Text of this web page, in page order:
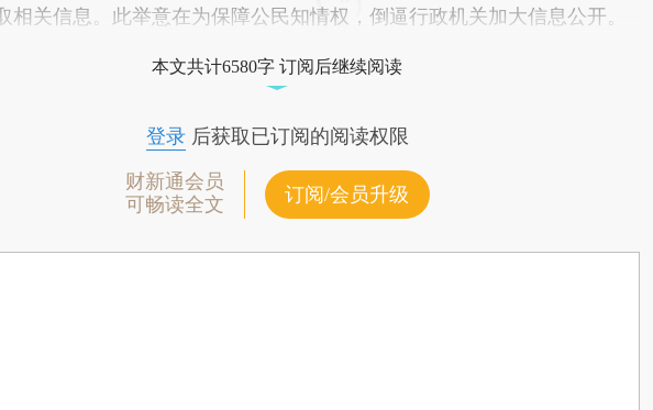
相关信息。此举意在为保障公民知情权，倒逼行政机关加大信息公开。
本文共计6580字 订阅后继续阅读
登录后获取已订阅的阅读权限
财新通会员
可畅读全文
订阅/会员升级